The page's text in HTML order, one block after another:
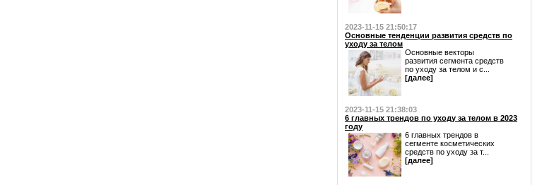
2023-11-15 21:50:17
Основные тенденции развития средств по
уходу за телом
Основные векторы
развития сегмента средств
по уходу за телом и с...
[далее]
2023-11-15 21:38:03
6 главных трендов по уходу за телом в 2023
году
6 главных трендов в
сегменте косметических
средств по уходу за т...
[далее]